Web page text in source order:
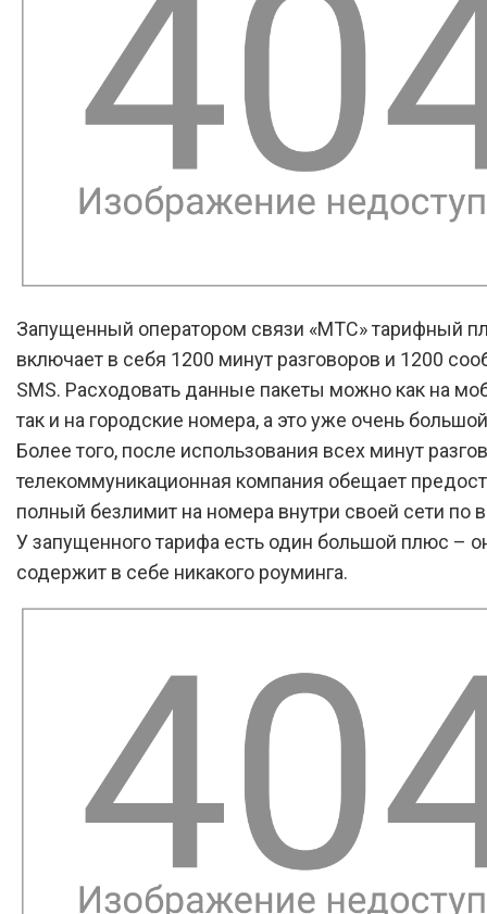
Запущенный оператором связи «МТС» тарифный
включает в себя 1200 минут разговоров и 1200
SMS. Расходовать данные пакеты можно как на
так и на городские номера, а это уже очень
Более того, после использования всех минут
телекоммуникационная компания обещает
полный безлимит на номера внутри своей сети по
У запущенного тарифа есть один большой плюс –
содержит в себе никакого роуминга.